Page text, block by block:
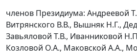
членов Президиума: Андреевой
Витрянского В.В., Вышняк Н.Г.,
Завьяловой Т.В., Иванниковой
Козловой О.А., Маковской А.А.,